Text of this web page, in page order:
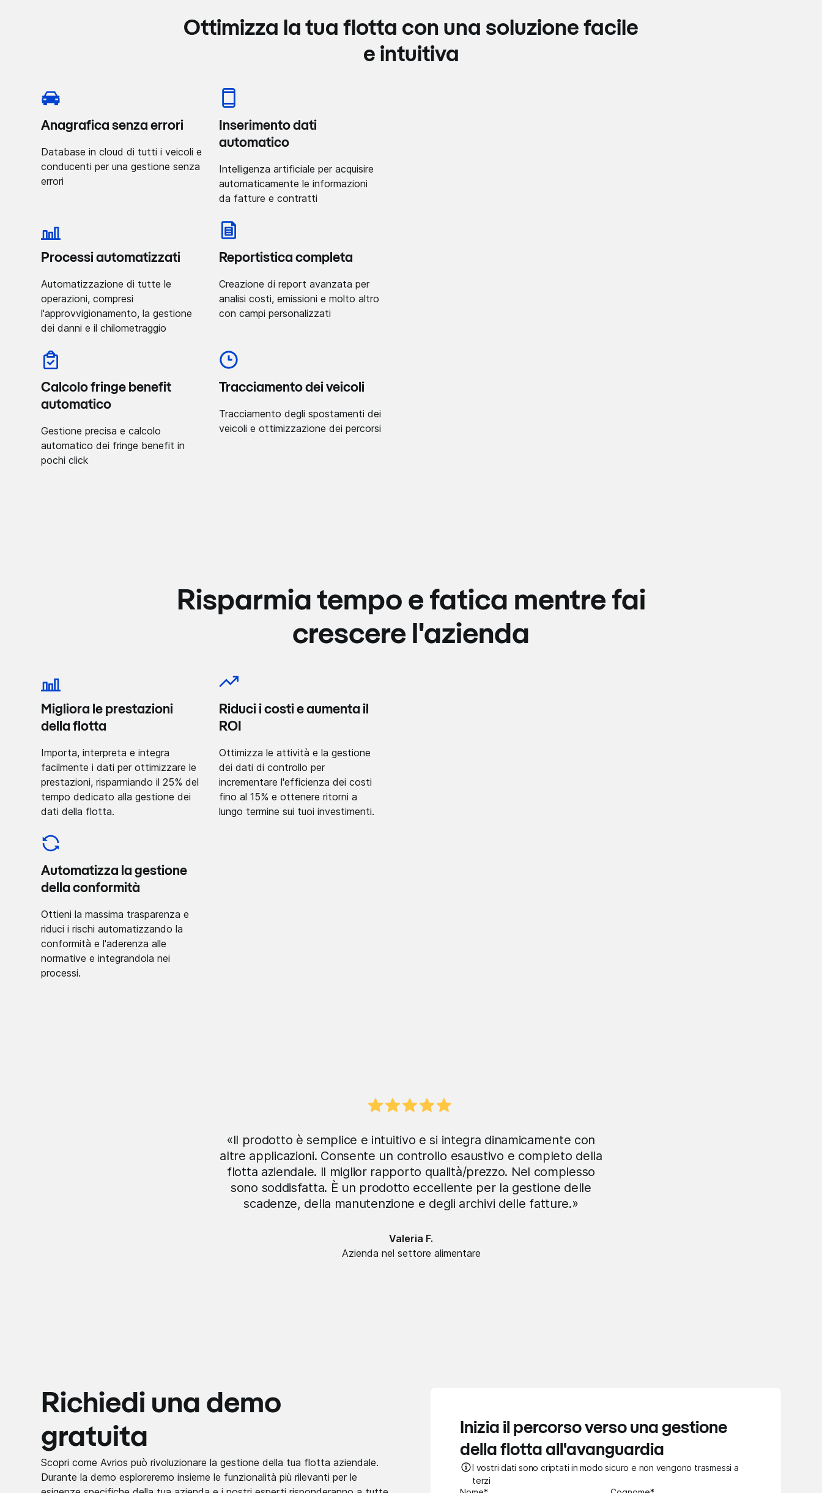
Ottimizza la tua flotta con una soluzione facile
e intuitiva
Anagrafica senza errori
Database in cloud di tutti i veicoli e
conducenti per una gestione senza
errori
Inserimento dati
automatico
Intelligenza artificiale per acquisire
automaticamente le informazioni
da fatture e contratti
Processi automatizzati
Automatizzazione di tutte le
operazioni, compresi
l'approvvigionamento, la gestione
dei danni e il chilometraggio
Reportistica completa
Creazione di report avanzata per
analisi costi, emissioni e molto altro
con campi personalizzati
Calcolo fringe benefit
automatico
Gestione precisa e calcolo
automatico dei fringe benefit in
pochi click
Tracciamento dei veicoli
Tracciamento degli spostamenti dei
veicoli e ottimizzazione dei percorsi
Risparmia tempo e fatica mentre fai
crescere l'azienda
Migliora le prestazioni
della flotta
Importa, interpreta e integra
facilmente i dati per ottimizzare le
prestazioni, risparmiando il 25% del
tempo dedicato alla gestione dei
dati della flotta.
Riduci i costi e aumenta il
ROI
Ottimizza le attività e la gestione
dei dati di controllo per
incrementare l'efficienza dei costi
fino al 15% e ottenere ritorni a
lungo termine sui tuoi investimenti.
Automatizza la gestione
della conformità
Ottieni la massima trasparenza e
riduci i rischi automatizzando la
conformità e l'aderenza alle
normative e integrandola nei
processi.
«Il prodotto è semplice e intuitivo e si integra dinamicamente con
altre applicazioni. Consente un controllo esaustivo e completo della
flotta aziendale. Il miglior rapporto qualità/prezzo. Nel complesso
sono soddisfatta. È un prodotto eccellente per la gestione delle
scadenze, della manutenzione e degli archivi delle fatture.»
Valeria F.
Azienda nel settore alimentare
Richiedi una demo
gratuita
Scopri come Avrios può rivoluzionare la gestione della tua flotta aziendale.
Durante la demo esploreremo insieme le funzionalità più rilevanti per le
Inizia il percorso verso una gestione
della flotta all'avanguardia
I vostri dati sono criptati in modo sicuro e non vengono trasmessi a
terzi